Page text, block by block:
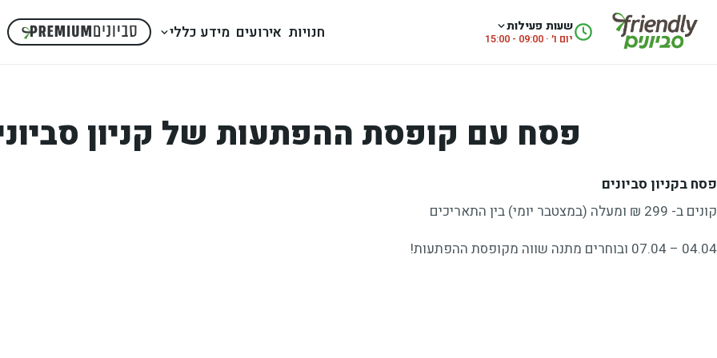
שעות פעילות
יום ו׳ · 09:00 - 15:00 חנויות אירועים מידע כללי
פסח עם קופסת ההפתעות של קניון
פסח בקניון סביונים
קונים ב- 299 ₪ ומעלה (במצטבר יומי) בין התאריכים
04.04 – 07.04 ובוחרים מתנה שווה מקופסת ההפתעות!